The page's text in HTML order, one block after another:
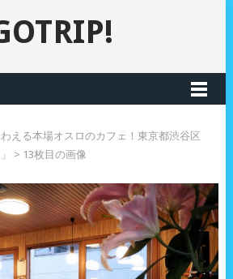
える本場オスロのカフェ！東京都渋谷区
> 13枚目の画像